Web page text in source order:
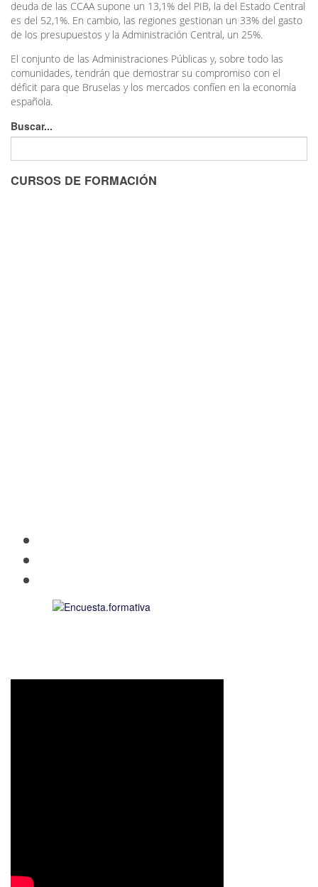
deuda de las CCAA supone un 13,1% del PIB, la del Estado Central
es del 52,1%. En cambio, las regiones gestionan un 33% del gasto
de los presupuestos y la Administración Central, un 25%.
El conjunto de las Administraciones Públicas y, sobre todo las
comunidades, tendrán que demostrar su compromiso con el
déficit para que Bruselas y los mercados confíen en la economía
española.
Buscar...
CURSOS DE FORMACIÓN